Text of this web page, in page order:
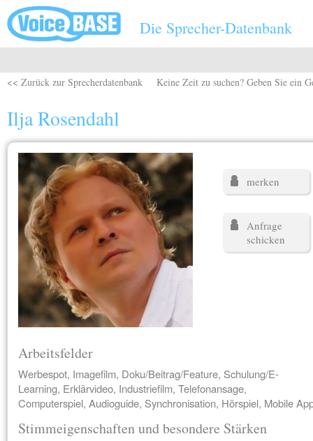
Direkt zum Inhalt
Die Sprecher-Datenbank
<< Zurück zur Sprecherdatenbank Keine Zeit zu suchen? Geben Sie ein
Ilja Rosendahl
merken
Anfrage
schicken
Arbeitsfelder
Werbespot, Imagefilm, Doku/Beitrag/Feature, Schulung/E-
Learning, Erklärvideo, Industriefilm, Telefonansage,
Computerspiel, Audioguide, Synchronisation, Hörspiel, Mobile
Stimmeigenschaften und besondere Stärken